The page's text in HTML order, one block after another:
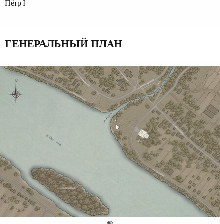
Пётр I
ГЕНЕРАЛЬНЫЙ ПЛАН